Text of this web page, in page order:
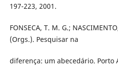
197-223, 2001.
FONSECA, T. M. G.;
(Orgs.). Pesquisar na
diferença: um abecedário. Porto